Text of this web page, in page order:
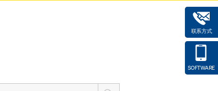
联系方式
SOFTWARE